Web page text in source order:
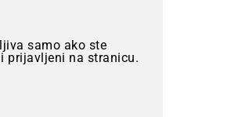
samo ako ste
prijavljeni na stranicu.